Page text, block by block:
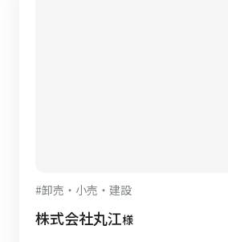
#卸売・小売・建設
株式会社丸江様